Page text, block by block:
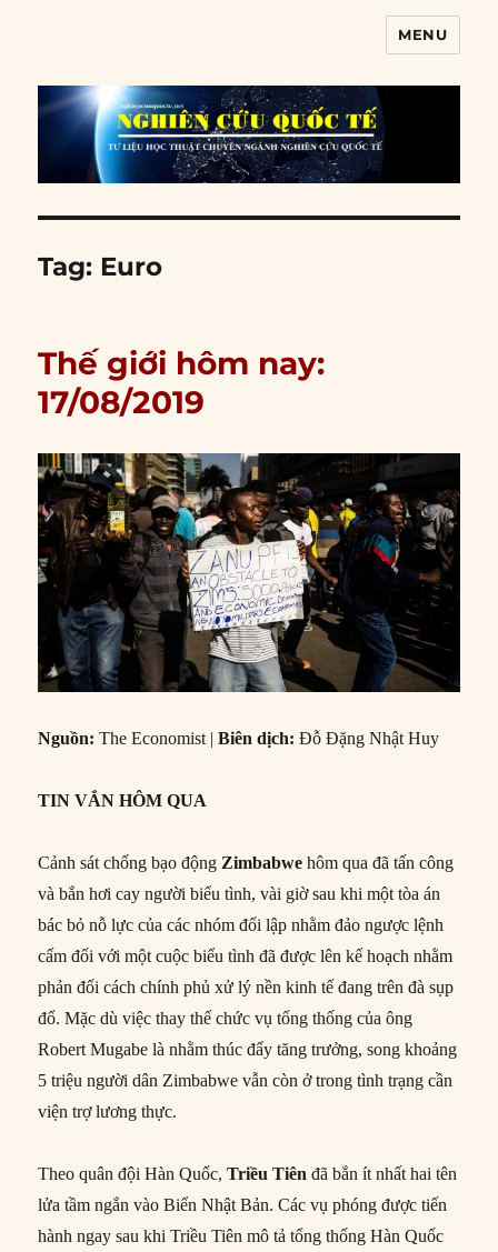
MENU
Tag: Euro
Thế giới hôm nay:
17/08/2019
Nguồn: The Economist |Biên dịch:Đỗ Đặng Nhật Huy
TIN VẮN HÔM QUA
Cảnh sát chống bạo động Zimbabwe hôm qua đã tấn công
và bắn hơi cay người biểu tình, vài giờ sau khi một tòa án
bác bỏ nỗ lực của các nhóm đối lập nhằm đảo ngược lệnh
cấm đối với một cuộc biểu tình đã được lên kế hoạch nhằm
phản đối cách chính phủ xử lý nền kinh tế đang trên đà sụp
đổ. Mặc dù việc thay thế chức vụ tổng thống của ông
Robert Mugabe là nhằm thúc đẩy tăng trưởng, song khoảng
5 triệu người dân Zimbabwe vẫn còn ở trong tình trạng cần
viện trợ lương thực.
Theo quân đội Hàn Quốc,Triều Tiên đã bắn ít nhất hai tên
lửa tầm ngắn vào Biển Nhật Bản. Các vụ phóng được tiến
hành ngay sau khi Triều Tiên mô tả tổng thống Hàn Quốc